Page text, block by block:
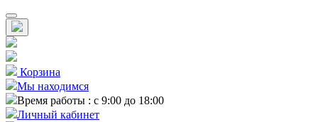
Корзина
Мы находимся
Время работы : с 9:00 до 18:00
Личный кабинет